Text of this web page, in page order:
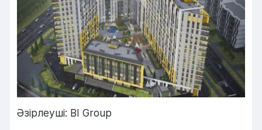
Әзірлеуші: BI Group